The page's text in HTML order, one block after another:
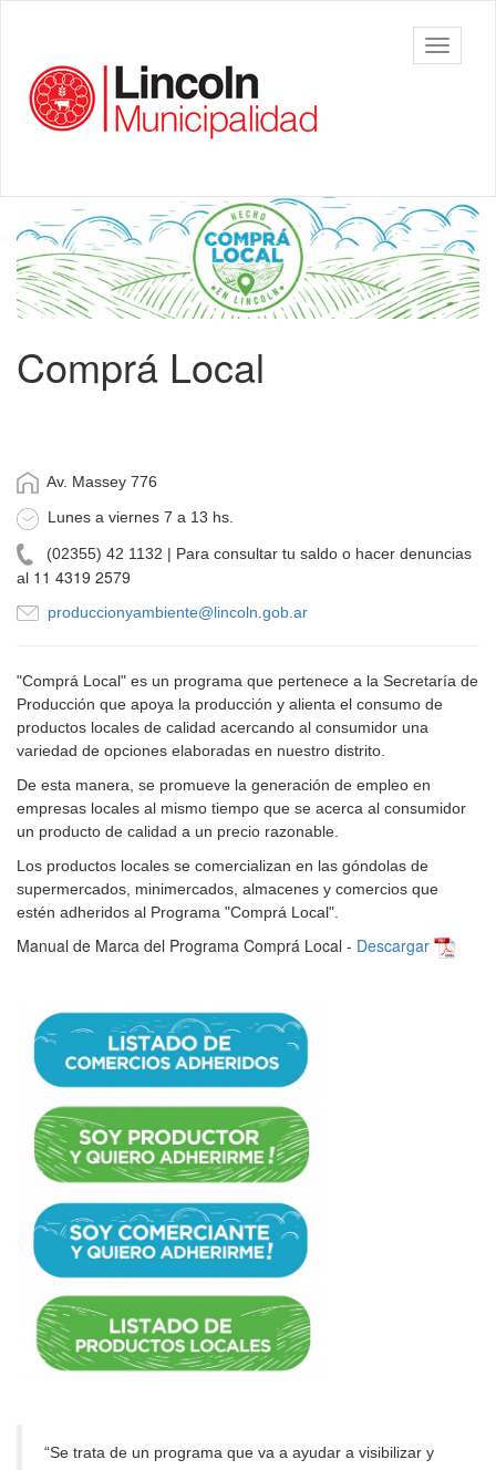
principalde Lincoln
barra
Contenido
principal
Comprá Local
Av. Massey 776
Lunes a viernes 7 a 13 hs.
(02355) 42 1132 | Para consultar tu saldo o hacer denuncias
al 11 4319 2579
produccionyambiente@lincoln.gob.ar
"Comprá Local" es un programa que pertenece a la Secretaría de
Producción que apoya la producción y alienta el consumo de
productos locales de calidad acercando al consumidor una
variedad de opciones elaboradas en nuestro distrito.
De esta manera, se promueve la generación de empleo en
empresas locales al mismo tiempo que se acerca al consumidor
un producto de calidad a un precio razonable.
Los productos locales se comercializan en las góndolas de
supermercados, minimercados, almacenes y comercios que
estén adheridos al Programa "Comprá Local".
Manual de Marca del Programa Comprá Local - Descargar
“Se trata de un programa que va a ayudar a visibilizar y